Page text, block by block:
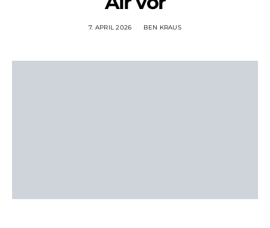
7. APRIL 2026 BEN KRAUS